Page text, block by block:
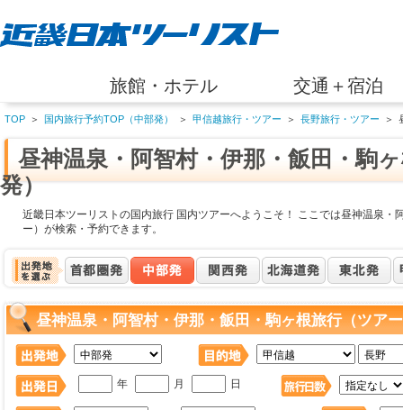
旅館・ホテル 交通＋宿泊
TOP ＞ 国内旅行予約TOP（中部発） ＞ 甲信越旅行・ツアー ＞ 長野旅行・ツアー ＞
昼神温泉・阿智村・伊那・飯田・駒
発）
近畿日本ツーリストの国内旅行 国内ツアーへようこそ！ ここでは昼神温泉・
ー）が検索・予約できます。
昼神温泉・阿智村・伊那・飯田・駒ヶ根旅行（ツア
年 月 日